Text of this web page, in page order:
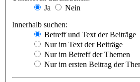
Ja
Nein
Innerhalb suchen:
Betreff und Text der Beiträge
Nur im Text der Beiträge
Nur im Betreff der Themen
Nur im ersten Beitrag der